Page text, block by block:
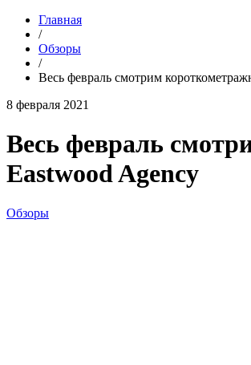
Главная
/
Обзоры
/
Весь февраль смотрим
8 февраля 2021
Весь февраль
Eastwood Agency
Обзоры